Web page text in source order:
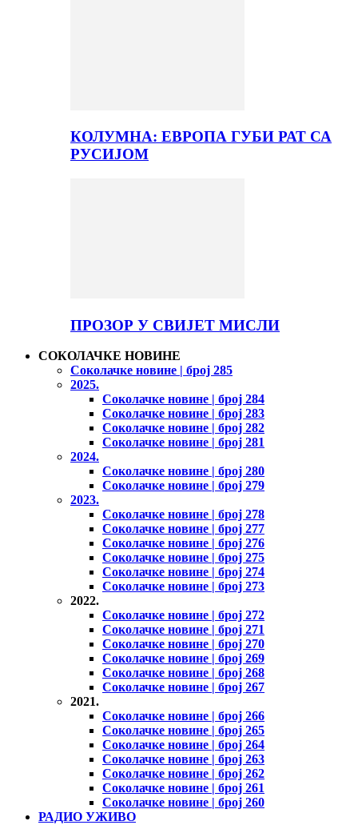
КОЛУМНА: ЕВРОПА ГУБИ РАТ СА
РУСИЈОМ
ПРОЗОР У СВИЈЕТ МИСЛИ
СОКОЛАЧКЕ НОВИНЕ
Соколачке новине | број 285
2025.
Соколачке новине | број 284
Соколачке новине | број 283
Соколачке новине | број 282
Соколачке новине | број 281
2024.
Соколачке новине | број 280
Соколачке новине | број 279
2023.
Соколачке новине | број 278
Соколачке новине | број 277
Соколачке новине | број 276
Соколачке новине | број 275
Соколачке новине | број 274
Соколачке новине | број 273
2022.
Соколачке новине | број 272
Соколачке новине | број 271
Соколачке новине | број 270
Соколачке новине | број 269
Соколачке новине | број 268
Соколачке новине | број 267
2021.
Соколачке новине | број 266
Соколачке новине | број 265
Соколачке новине | број 264
Соколачке новине | број 263
Соколачке новине | број 262
Соколачке новине | број 261
Соколачке новине | број 260
РАДИО УЖИВО